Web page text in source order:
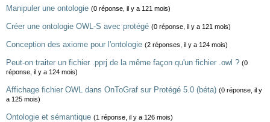
Manipuler une ontologie (0 réponse, il y a 121 mois)
Créer une ontologie OWL-S avec protégé (0 réponse, il y a 121 mois)
Conception des axiome pour l'ontologie (2 réponses, il y a 124 mois)
Peut-on traiter un fichier .pprj de la même façon qu'un fichier .owl ? (0
réponse, il y a 124 mois)
Affichage fichier OWL dans OnToGraf sur Protégé 5.0 (béta) (0 réponse, il y
a 125 mois)
Ontologie et sémantique (1 réponse, il y a 126 mois)